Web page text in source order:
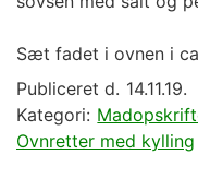
Sæt fadet i ovnen i
Publiceret d. 14.11.19.
Kategori:
Ovnretter med kylling